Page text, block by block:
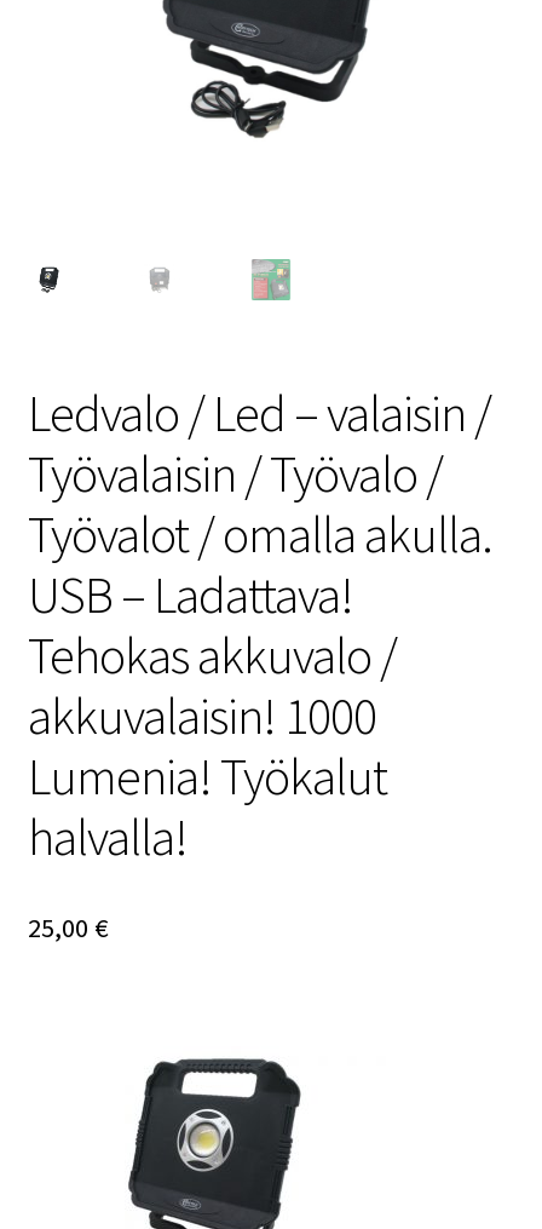
Ledvalo / Led – valaisin /
Työvalaisin / Työvalo /
Työvalot / omalla akulla.
USB – Ladattava!
Tehokas akkuvalo /
akkuvalaisin! 1000
Lumenia! Työkalut
halvalla!
25,00 €